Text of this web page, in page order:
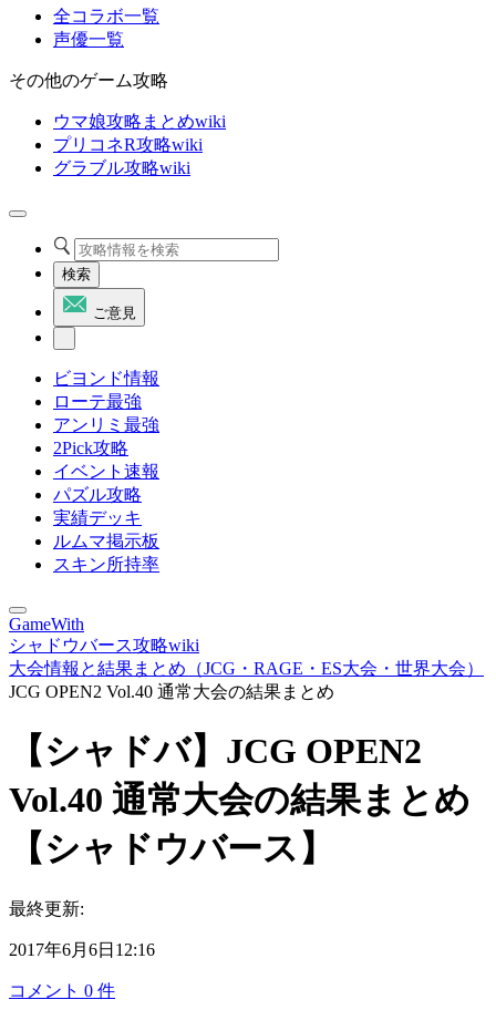
全コラボ一覧
声優一覧
その他のゲーム攻略
ウマ娘攻略まとめwiki
プリコネR攻略wiki
グラブル攻略wiki
検索
ご意見
ビヨンド情報
ローテ最強
アンリミ最強
2Pick攻略
イベント速報
パズル攻略
実績デッキ
ルムマ掲示板
スキン所持率
GameWith
シャドウバース攻略wiki
大会情報と結果まとめ（JCG・RAGE・ES大会・世界大会）
JCG OPEN2 Vol.40 通常大会の結果まとめ
【シャドバ】JCG OPEN2
Vol.40 通常大会の結果まとめ
【シャドウバース】
最終更新:
2017年6月6日12:16
コメント 0 件